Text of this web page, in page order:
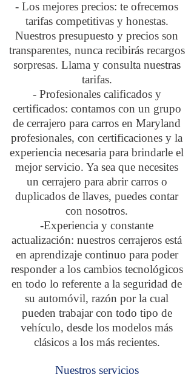
- Los mejores precios: te ofrecemos
tarifas competitivas y honestas.
Nuestros presupuesto y precios son
transparentes, nunca recibirás recargos
sorpresas. Llama y consulta nuestras
tarifas.
- Profesionales calificados y
certificados: contamos con un grupo
de cerrajero para carros en Maryland
profesionales, con certificaciones y la
experiencia necesaria para brindarle el
mejor servicio. Ya sea que necesites
un cerrajero para abrir carros o
duplicados de llaves, puedes contar
con nosotros.
-Experiencia y constante
actualización: nuestros cerrajeros está
en aprendizaje continuo para poder
responder a los cambios tecnológicos
en todo lo referente a la seguridad de
su automóvil, razón por la cual
pueden trabajar con todo tipo de
vehículo, desde los modelos más
clásicos a los más recientes.
Nuestros servicios